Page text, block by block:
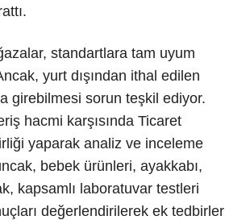
standartlara tam uyum
yurt dışından ithal edilen
girebilmesi sorun teşkil ediyor.
hacmi karşısında Ticaret
yaparak analiz ve inceleme
bebek ürünleri, ayakkabı,
kapsamlı laboratuvar testleri
değerlendirilerek ek tedbirler